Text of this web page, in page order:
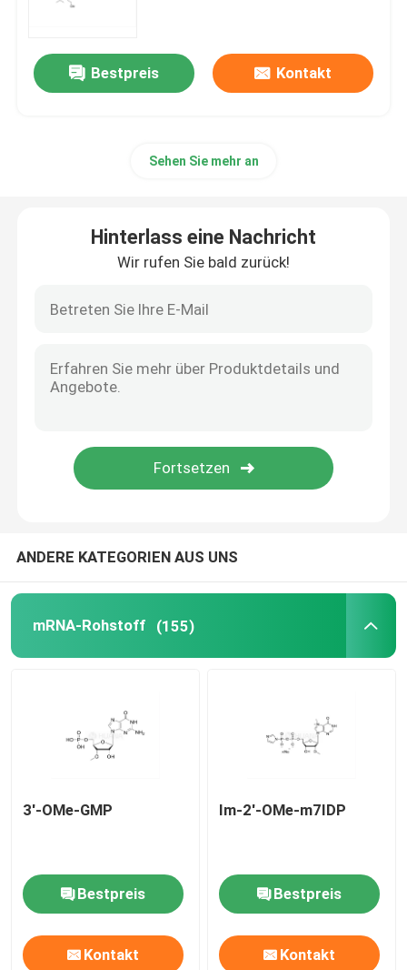
Oligo-Synthese-Reagenzien
Liefersystem
Bestpreis Kontakt
Sehen Sie mehr an
Hinterlass eine Nachricht
Wir rufen Sie bald zurück!
ANDERE KATEGORIEN AUS UNS
mRNA-Rohstoff (155)
3'-OMe-GMP
Bestpreis
Kontakt
Im-2'-OMe-m7IDP
Bestpreis
Kontakt